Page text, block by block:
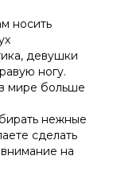
носить
девушки
ногу.
мире больше
нежные
сделать
на